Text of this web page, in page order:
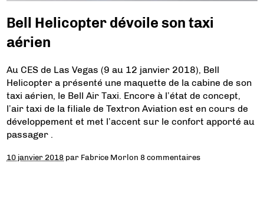
Bell Helicopter dévoile son taxi
aérien
Au CES de Las Vegas (9 au 12 janvier 2018), Bell
Helicopter a présenté une maquette de la cabine de son
taxi aérien, le Bell Air Taxi. Encore à l’état de concept,
l’air taxi de la filiale de Textron Aviation est en cours de
développement et met l’accent sur le confort apporté au
passager .
10 janvier 2018 par Fabrice Morlon 8 commentaires